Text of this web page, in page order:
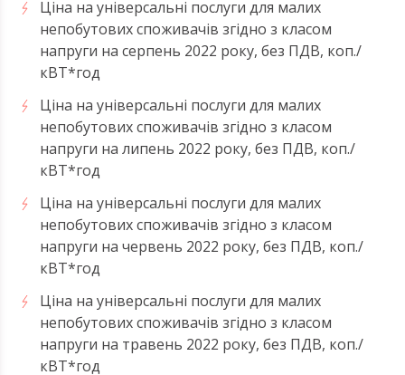
Ціна на універсальні послуги для малих
непобутових споживачів згідно з класом
напруги на серпень 2022 року, без ПДВ, коп./
кВТ*год
Ціна на універсальні послуги для малих
непобутових споживачів згідно з класом
напруги на липень 2022 року, без ПДВ, коп./
кВТ*год
Ціна на універсальні послуги для малих
непобутових споживачів згідно з класом
напруги на червень 2022 року, без ПДВ, коп./
кВТ*год
Ціна на універсальні послуги для малих
непобутових споживачів згідно з класом
напруги на травень 2022 року, без ПДВ, коп./
кВТ*год